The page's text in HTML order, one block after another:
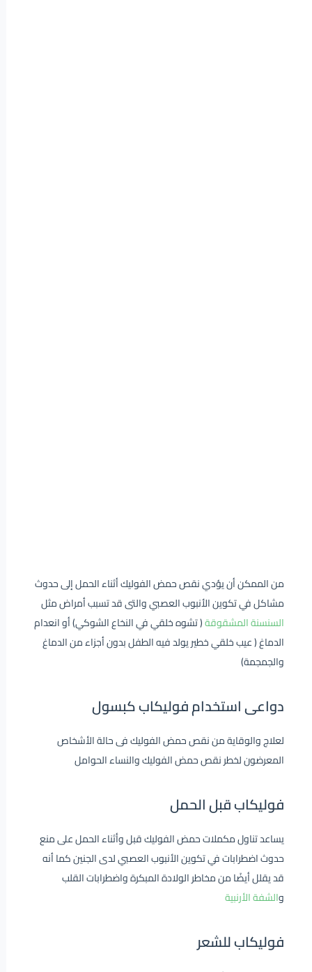
من الممكن أن يؤدي نقص حمض الفوليك أثناء الحمل إلى حدوث
مشاكل في تكوين الأنبوب العصبي والتى قد تسبب أمراض مثل
السنسنة المشقوقة( تشوه خلقي في النخاع الشوكي) أو انعدام
الدماغ ( عيب خلقي خطير يولد فيه الطفل بدون أجزاء من الدماغ
والجمجمة)
دواعى استخدام فوليكاب كبسول
لعلاج والوقاية من نقص حمض الفوليك فى حالة الأشخاص
المعرضون لخطر نقص حمض الفوليك والنساء الحوامل
فوليكاب قبل الحمل
يساعد تناول مكملات حمض الفوليك قبل وأثناء الحمل على منع
حدوث اضطرابات في تكوين الأنبوب العصبي لدى الجنين كما أنه
قد يقلل أيضًا من مخاطر الولادة المبكرة واضطرابات القلب
والشفة الأرنبية
فوليكاب للشعر